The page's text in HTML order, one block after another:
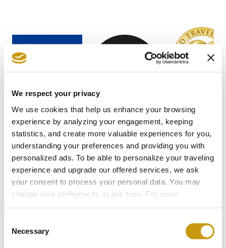
We respect your privacy
We use cookies that help us enhance your browsing
experience by analyzing your engagement, keeping
statistics, and create more valuable experiences for you,
understanding your preferences and providing you with
personalized ads. To be able to personalize your traveling
experience and upgrade our offered services, we ask
your consent to process your personal data. You may
change your preferences at any time. For more
Selection
Necessary
STAY IN